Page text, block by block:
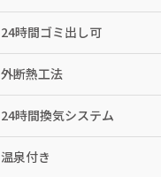
24時間ゴミ出し可
外断熱工法
24時間換気システム
温泉付き